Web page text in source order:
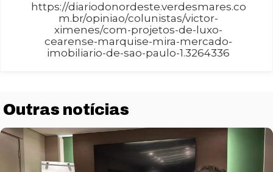
https://diariodonordeste.verdesmares.co
m.br/opiniao/colunistas/victor-
ximenes/com-projetos-de-luxo-
cearense-marquise-mira-mercado-
imobiliario-de-sao-paulo-1.3264336
Outras notícias